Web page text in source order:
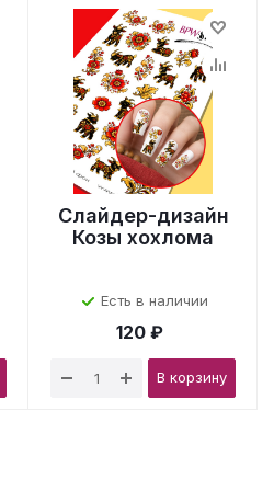
Слайдер-дизайн
Козы хохлома
Есть в наличии
120 ₽
В корзину